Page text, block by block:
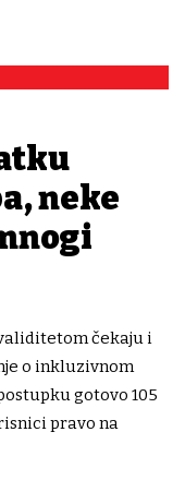
neke
čekaju i
o inkluzivnom
gotovo 105
pravo na